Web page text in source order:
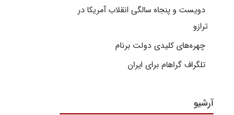
دویست و پنجاه سالگی انقلاب آمریکا در
ترازو
چهره‌های کلیدی دولت برنام
تلگراف گراهام برای ایران
آرشیو